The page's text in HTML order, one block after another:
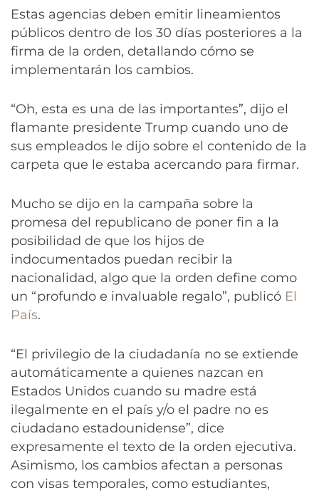
Estas agencias deben emitir lineamientos
públicos dentro de los 30 días posteriores a la
firma de la orden, detallando cómo se
implementarán los cambios.
“Oh, esta es una de las importantes”, dijo el
flamante presidente Trump cuando uno de
sus empleados le dijo sobre el contenido de la
carpeta que le estaba acercando para firmar.
Mucho se dijo en la campaña sobre la
promesa del republicano de poner fin a la
posibilidad de que los hijos de
indocumentados puedan recibir la
nacionalidad, algo que la orden define como
un “profundo e invaluable regalo”, publicó El
País.
“El privilegio de la ciudadanía no se extiende
automáticamente a quienes nazcan en
Estados Unidos cuando su madre está
ilegalmente en el país y/o el padre no es
ciudadano estadounidense”, dice
expresamente el texto de la orden ejecutiva.
Asimismo, los cambios afectan a personas
con visas temporales, como estudiantes,